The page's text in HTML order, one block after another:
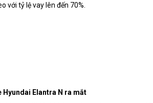
với tỷ lệ vay lên đến 70%.
Hyundai Elantra N ra mắt